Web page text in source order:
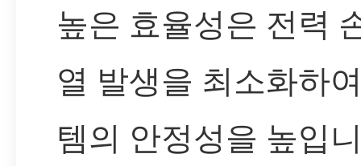
높은 효율성은 전력
열 발생을 최소화하
템의 안정성을 높입